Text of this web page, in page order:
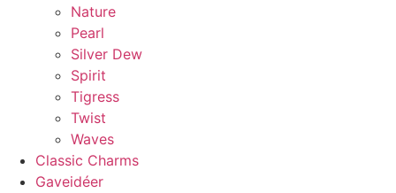
Nature
Pearl
Silver Dew
Spirit
Tigress
Twist
Waves
Classic Charms
Gaveidéer